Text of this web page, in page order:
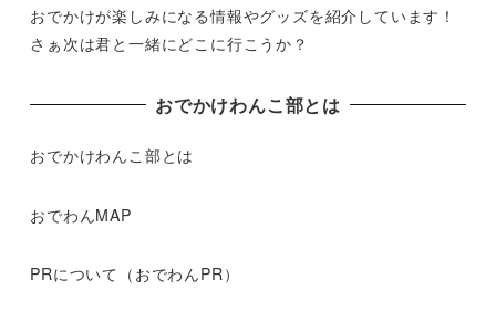
おでかけが楽しみになる情報やグッズを紹介しています！
さぁ次は君と一緒にどこに行こうか？
おでかけわんこ部とは
おでかけわんこ部とは
おでわんMAP
PRについて（おでわんPR）